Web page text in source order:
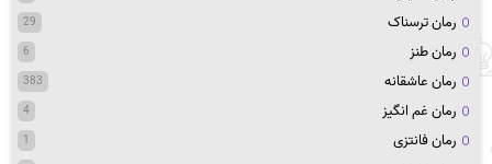
رمان ترسناک 29
رمان طنز 6
رمان عاشقانه 383
رمان غم انگیز 4
رمان فانتزی 1